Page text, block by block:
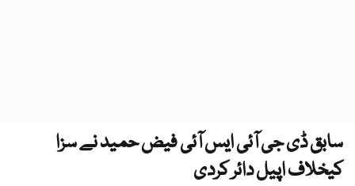
سابق ڈی جی آئی ایس آئی فیض حمید نے سزا
کیخلاف اپیل دائر کردی